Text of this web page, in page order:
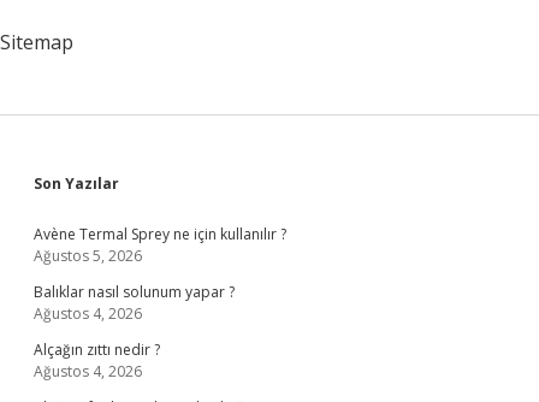
Sitemap
Sidebar
Son Yazılar
Avène Termal Sprey ne için kullanılır ?
Ağustos 5, 2026
Balıklar nasıl solunum yapar ?
Ağustos 4, 2026
Alçağın zıttı nedir ?
Ağustos 4, 2026